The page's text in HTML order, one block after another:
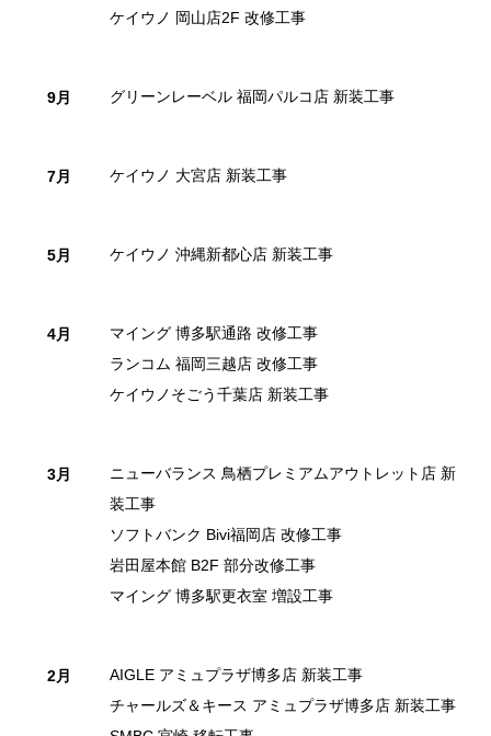
ケイウノ 岡山店2F 改修工事
9月 グリーンレーベル 福岡パルコ店 新装工事
7月 ケイウノ 大宮店 新装工事
5月 ケイウノ 沖縄新都心店 新装工事
4月
マイング 博多駅通路 改修工事
ランコム 福岡三越店 改修工事
ケイウノそごう千葉店 新装工事
3月
ニューバランス 鳥栖プレミアムアウトレット店 新
装工事
ソフトバンク Bivi福岡店 改修工事
岩田屋本館 B2F 部分改修工事
マイング 博多駅更衣室 増設工事
2月
AIGLE アミュプラザ博多店 新装工事
チャールズ＆キース アミュプラザ博多店 新装工事